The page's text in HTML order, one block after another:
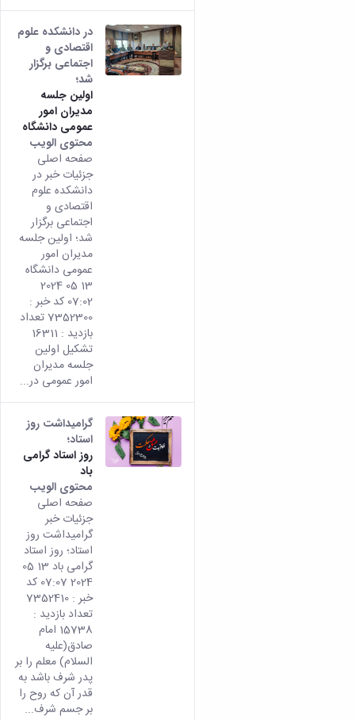
در دانشکده علوم
اقتصادی و
اجتماعی برگزار
شد؛
اولین جلسه
مدیران امور
عمومی دانشگاه
محتوى الويب
صفحه اصلی
جزئیات خبر در
دانشکده علوم
اقتصادی و
اجتماعی برگزار
شد؛ اولین جلسه
مدیران امور
عمومی دانشگاه
13 05 2024
07:02 کد خبر :
7352300 تعداد
بازدید : 16311
تشکیل اولین
جلسه مدیران
امور عمومی در...
گرامیداشت روز
استاد؛
روز استاد گرامی
باد
محتوى الويب
من
صفحه اصلی
جزئیات خبر
گرامیداشت روز
استاد؛ روز استاد
گرامی باد 13 05
2024 07:07 کد
خبر : 7352410
تعداد بازدید :
15738 امام
صادق(علیه
السلام) معلم را بر
پدر شرف باشد به
قدر آن که روح را
بر جسم شرف...